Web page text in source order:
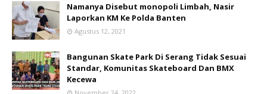
Namanya Disebut monopoli Limbah, Nasir
Laporkan KM Ke Polda Banten
Agustus 12, 2021
Bangunan Skate Park Di Serang Tidak Sesuai
Standar, Komunitas Skateboard Dan BMX
Kecewa